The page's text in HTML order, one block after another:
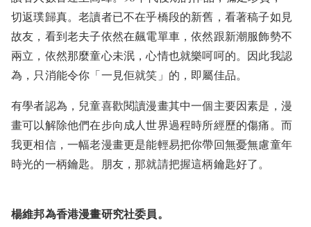
切返璞歸真。老讀者已不在乎橋段的新舊，看著稿子如見
故友，看到老夫子依然在飆電單車，依然跟新潮服飾勢不
兩立，依然那麼童心未泯，心情也就樂呵呵的。因此我認
為，只消能令你「一見佢就笑」的，即屬佳品。
有學者認為，兒童喜歡閱讀漫畫其中一個主要因素是，漫
畫可以解除他們在步向成人世界過程時所經歷的傷痛。而
我更相信，一幅老漫畫更是能輕易把你帶回無憂無慮童年
時光的一柄鑰匙。朋友，那就請把握這柄鑰匙好了。
楊維邦為香港漫畫研究社委員。